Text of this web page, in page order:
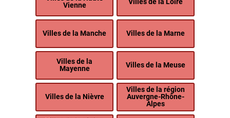
Vienne
Villes de la Loire
Villes de la Manche Villes de la Marne
Villes de la
Mayenne
Villes de la Meuse
Villes de la Nièvre
Villes de la région
Auvergne-Rhône-
Alpes